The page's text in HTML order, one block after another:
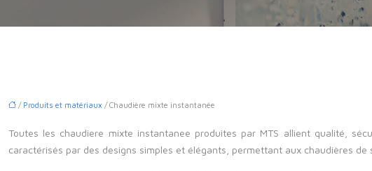
/ Produits et matériaux / Chaudière mixte instantanée
Toutes les chaudiere mixte instantanee produites par MTS allient qualité,
caractérisés par des designs simples et élégants, permettant aux chaudières de